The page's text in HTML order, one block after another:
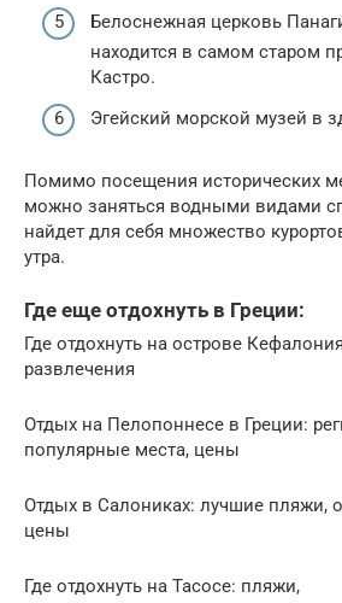
Белоснежная церковь
находится в самом старом
Кастро.
Эгейский морской музей в
Помимо посещения исторических
можно заняться водными видами
найдет для себя множество
утра.
Где еще отдохнуть в Греции:
Где отдохнуть на острове
развлечения
Отдых на Пелопоннесе в Греции:
популярные места, цены
Отдых в Салониках: лучшие пляжи,
цены
Где отдохнуть на Тасосе: пляжи,